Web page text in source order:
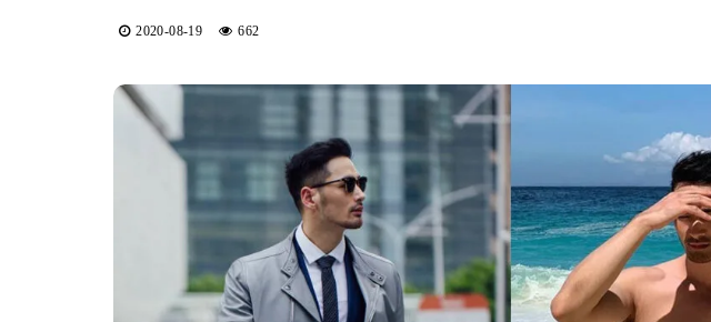
2020-08-19 662